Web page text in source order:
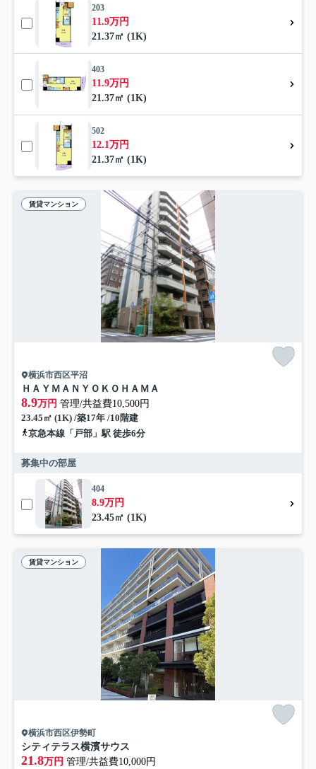
203
11.9万円
21.37㎡ (1K)
403
11.9万円
21.37㎡ (1K)
502
12.1万円
21.37㎡ (1K)
賃貸マンション
横浜市西区平沼
ＨＡＹＭＡＮＹＯＫＯＨＡＭＡ
8.9万円 管理/共益費10,500円
23.45㎡ (1K) /築17年 /10階建
京急本線「戸部」駅 徒歩6分
募集中の部屋
404
8.9万円
23.45㎡ (1K)
賃貸マンション
横浜市西区伊勢町
シティテラス横濱サウス
21.8万円 管理/共益費10,000円